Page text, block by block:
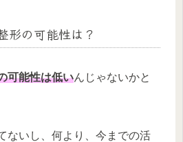
形の可能性は？
可能性は低いんじゃないかと
ないし、何より、今までの活